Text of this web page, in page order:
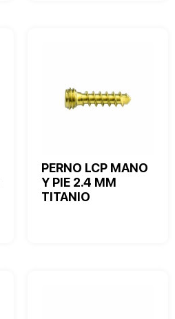
PERNO LCP MANO
Y PIE 2.4 MM
TITANIO